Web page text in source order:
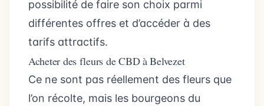
possibilité de faire son choix parmi
différentes offres et d’accéder à des
tarifs attractifs.
Acheter des fleurs de CBD à Belvezet
Ce ne sont pas réellement des fleurs que
l’on récolte, mais les bourgeons du